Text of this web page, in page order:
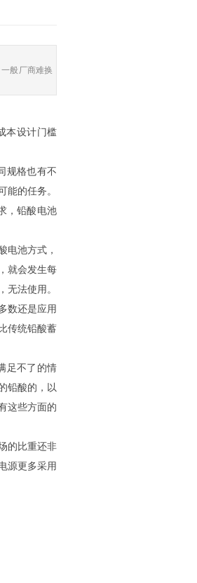
般厂商难换
本设计门槛
规格也有不
的任务。
，铅酸电池
池方式，
就会发生每
法使用。
数还是应用
传统铅酸蓄
足不了的情
铅酸的，以
这些方面的
的比重还非
源更多采用